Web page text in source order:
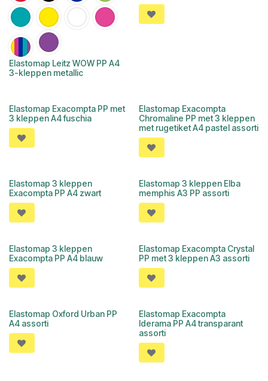
Elastomap Leitz WOW PP A4
3-kleppen metallic
Elastomap Exacompta PP met
3 kleppen A4 fuschia
Elastomap Exacompta
Chromaline PP met 3 kleppen
met rugetiket A4 pastel assorti
Elastomap 3 kleppen
Exacompta PP A4 zwart
Elastomap 3 kleppen Elba
memphis A3 PP assorti
Elastomap 3 kleppen
Exacompta PP A4 blauw
Elastomap Exacompta Crystal
PP met 3 kleppen A3 assorti
Elastomap Oxford Urban PP
A4 assorti
OUTLET
Elastomap Exacompta
Iderama PP A4 transparant
assorti